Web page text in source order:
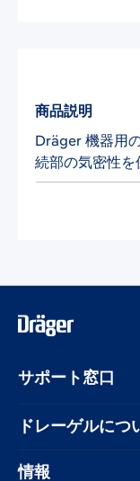
商品説明
Dräger 機器用
続部の気密性を
サポート窓口
ドレーゲル​につ
情報